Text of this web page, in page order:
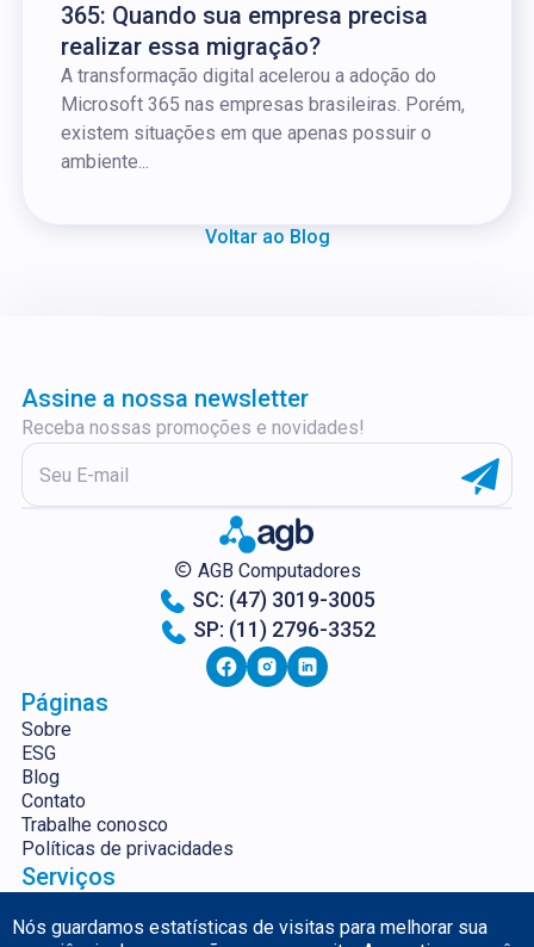
365: Quando sua empresa precisa
realizar essa migração?
A transformação digital acelerou a adoção do
Microsoft 365 nas empresas brasileiras. Porém,
existem situações em que apenas possuir o
ambiente...
Voltar ao Blog
Assine a nossa newsletter
Receba nossas promoções e novidades!
AGB Computadores
SC: (47) 3019-3005
SP: (11) 2796-3352
Páginas
Sobre
ESG
Blog
Contato
Trabalhe conosco
Políticas de privacidades
Serviços
Aluguel e Venda de
Informação
Nós guardamos estatísticas de visitas para melhorar sua